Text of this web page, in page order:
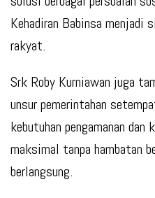
Kehadiran Babinsa menjadi
rakyat.
Srk Roby Kurniawan juga
unsur pemerintahan
kebutuhan pengamanan
maksimal tanpa hambatan
berlangsung.